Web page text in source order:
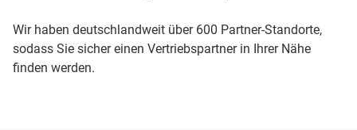
Wir haben deutschlandweit über 600 Partner-Standorte,
sodass Sie sicher einen Vertriebspartner in Ihrer Nähe
finden werden.